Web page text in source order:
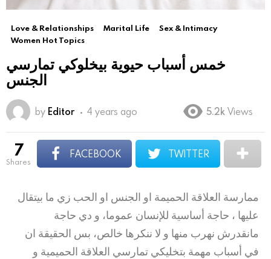
Love & Relationships Marital Life
Sex & Intimacy
Women Hot Topics
خمس أسباب حيوية بيخلوكي تمارسي
الجنس
by Editor 4 years ago 5.2k Views
7
shares
FACEBOOK TWITTER
ممارسة العلاقة الحميمة او الجنس او الحب زي ما بيتقال
عليها ، حاجة أساسية للإنسان عموما، و دي حاجة
مانقدرش نهرب منها و لا ننكرها خالص، بس الحقيقة ان
في أسباب مهمة بتخليكي تمارسي العلاقة الحميمية و